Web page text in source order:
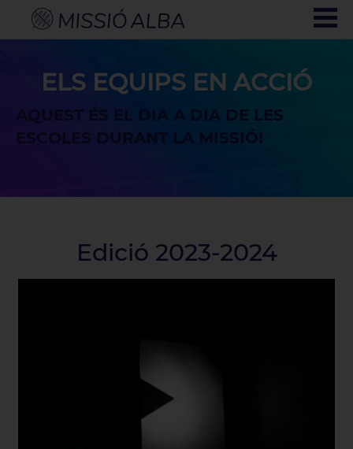
ELS EQUIPS EN ACCIÓ
AQUEST ÉS EL DIA A DIA DE LES
ESCOLES DURANT LA MISSIÓ!
Edició 2023-2024